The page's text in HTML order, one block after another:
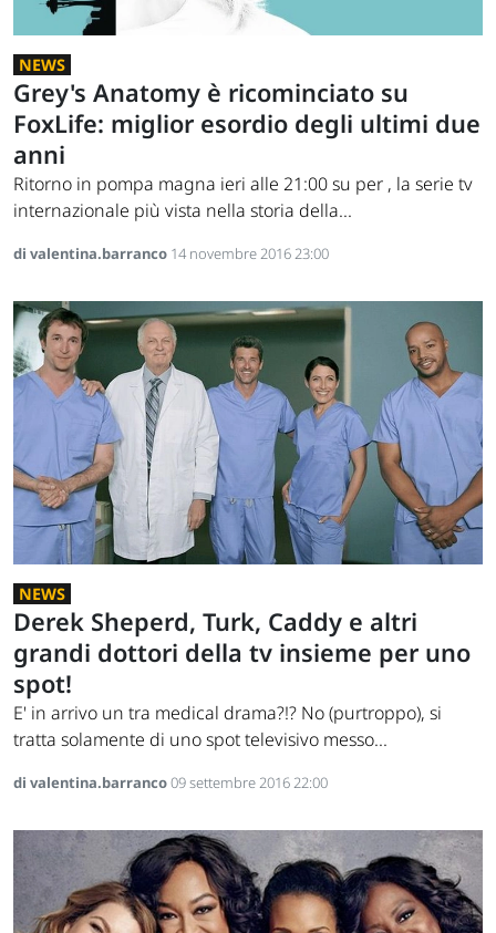
NEWS
Grey's Anatomy è ricominciato su
FoxLife: miglior esordio degli ultimi due
anni
Ritorno in pompa magna ieri alle 21:00 su per , la serie tv
internazionale più vista nella storia della...
di valentina.barranco 14 novembre 2016 23:00
NEWS
Derek Sheperd, Turk, Caddy e altri
grandi dottori della tv insieme per uno
spot!
E' in arrivo un tra medical drama?!? No (purtroppo), si
tratta solamente di uno spot televisivo messo...
di valentina.barranco09 settembre 2016 22:00